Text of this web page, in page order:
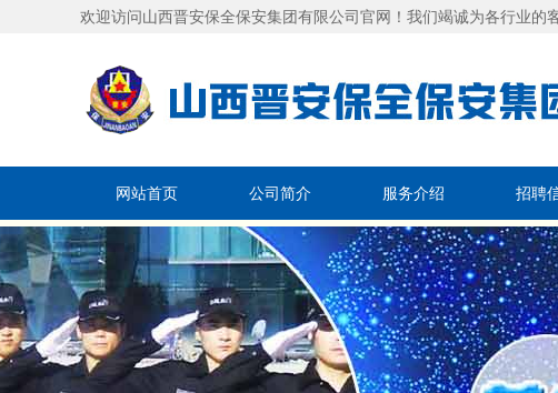
欢迎访问山西晋安保全保安集团有限公司官网！我们竭诚为各行业的
网站首页 公司简介 服务介绍 招聘